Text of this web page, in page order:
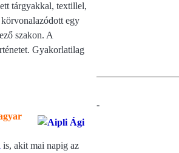
tárgyakkal, textillel,
egy
szakon. A
Gyakorlatilag
is, akit mai napig az
-